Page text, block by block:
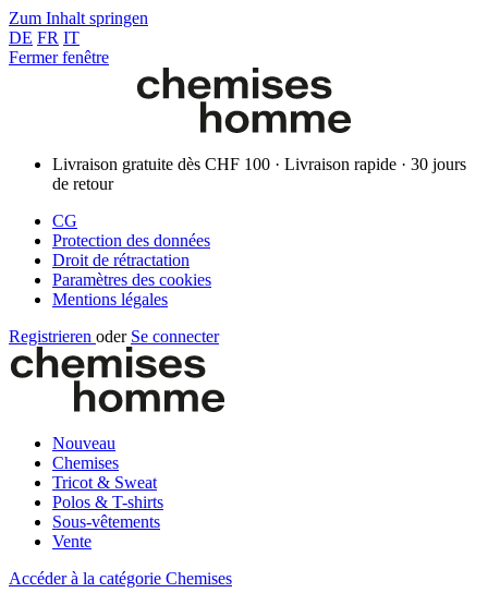
Zum Inhalt springen
DE FR IT
Fermer fenêtre
Livraison gratuite dès CHF 100 · Livraison rapide · 30 jours
de retour
CG
Protection des données
Droit de rétractation
Paramètres des cookies
Mentions légales
Registrieren oder Se connecter
Nouveau
Chemises
Tricot & Sweat
Polos & T-shirts
Sous-vêtements
Vente
Accéder à la catégorie Chemises